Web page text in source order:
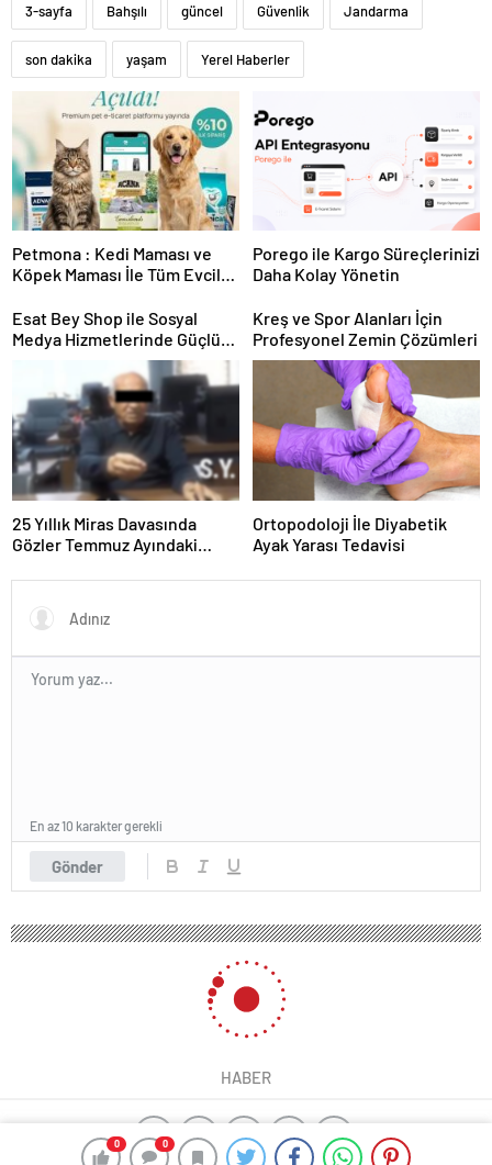
0 0
3-sayfa Bahşılı güncel Güvenlik Jandarma
son dakika yaşam Yerel Haberler
Petmona : Kedi Maması ve
Köpek Maması İle Tüm Evcil
Porego ile Kargo Süreçlerinizi
Daha Kolay Yönetin
Esat Bey Shop ile Sosyal
Medya Hizmetlerinde Güçlü
Kreş ve Spor Alanları İçin
Profesyonel Zemin Çözümleri
25 Yıllık Miras Davasında
Gözler Temmuz Ayındaki
Ortopodoloji İle Diyabetik
Ayak Yarası Tedavisi
Gönder
En az 10 karakter gerekli
HABER